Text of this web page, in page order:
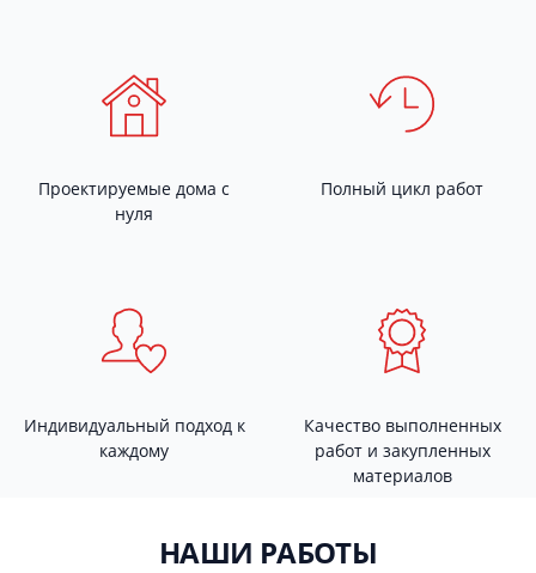
Проектируемые дома с
нуля
Полный цикл работ
Индивидуальный подход к
каждому
Качество выполненных
работ и закупленных
материалов
НАШИ РАБОТЫ